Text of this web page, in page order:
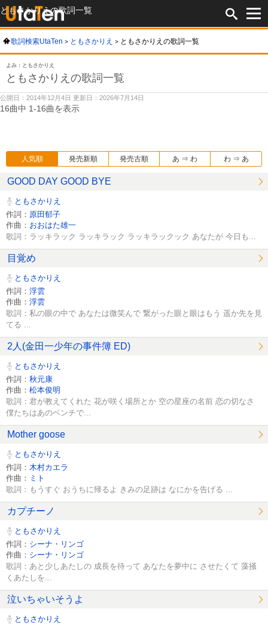
ともさかりえの歌詞一覧
歌詞検索UtaTen ともさかりえ ともさかりえの歌詞一覧
よみ：ともさかりえ
ともさかりえの歌詞一覧
公開日：2014年12月4日 更新日：2026年7月14日
16曲中 1-16曲を表示
人気順 発売新順 発売古順 あ ⇒ わ わ ⇒ あ
GOOD DAY GOOD BYE
ともさかりえ
作詞： 原田郁子
作曲： おおはた雄一
歌詞：ラッキラック ラッキラック ラッキラックック あなたが 今日も...
目覚め
ともさかりえ
作詞： 浮雲
作曲： 浮雲
歌詞：私の眼の中で あなたは微笑んで 繋がった眼と眼はもう 遥か先を見
てる ...
2人(金田一少年の事件簿 ED)
ともさかりえ
作詞： 秋元康
作曲： 松本俊明
歌詞：君が教えてくれた 花が咲く場所とか 空の星座の名前 恋の切なさ
僕たちはあのベンチで...
Mother goose
ともさかりえ
作詞： 木村カエラ
作曲： ミト
歌詞：もうすぐ おうちに帰るよ きみの足跡は なにかを告げる ...
カプチーノ
ともさかりえ
作詞： シーナ・リンゴ
作曲： シーナ・リンゴ
歌詞：あと少しあたしの 成長を待って あなたを夢中に させたくて 藻掻
くあたしを...
泣いちゃいそうよ
ともさかりえ